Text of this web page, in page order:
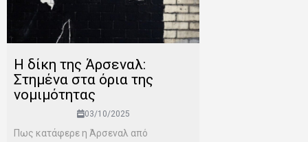
Η δίκη της Άρσεναλ:
Στημένα στα όρια της
νομιμότητας
03/10/2025
Πως κατάφερε η Άρσεναλ από